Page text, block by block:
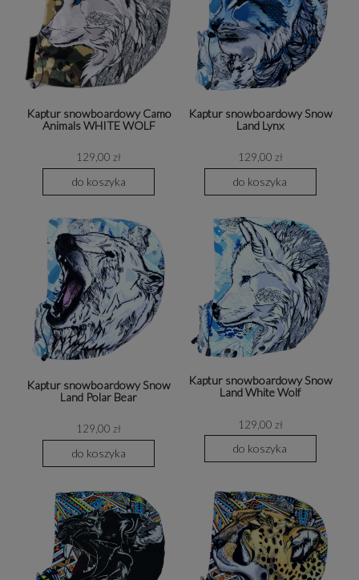
Kaptur snowboardowy Camo
Animals WHITE WOLF
129,00 zł
do koszyka
Kaptur snowboardowy Snow
Land Lynx
129,00 zł
do koszyka
Kaptur snowboardowy Snow
Land Polar Bear
129,00 zł
do koszyka
Kaptur snowboardowy Snow
Land White Wolf
129,00 zł
do koszyka